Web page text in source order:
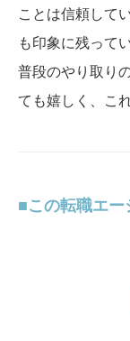
ことは信頼して
も印象に残って
普段のやり取り
ても嬉しく、こ
この転職エー